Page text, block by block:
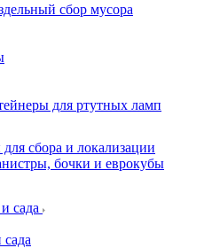
сбор мусора
для ртутных ламп
сбора и локализации
бочки и еврокубы
сада